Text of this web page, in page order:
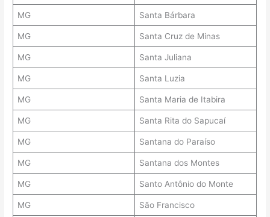
MG Santa Bárbara
MG Santa Cruz de Minas
MG Santa Juliana
MG Santa Luzia
MG Santa Maria de Itabira
MG Santa Rita do Sapucaí
MG Santana do Paraíso
MG Santana dos Montes
MG Santo Antônio do Monte
MG São Francisco